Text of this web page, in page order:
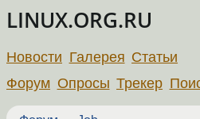
LINUX.ORG.RU
Новости Галерея Статьи
Форум Опросы Трекер